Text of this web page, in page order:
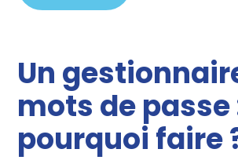
Un
mots de passe
pourquoi faire